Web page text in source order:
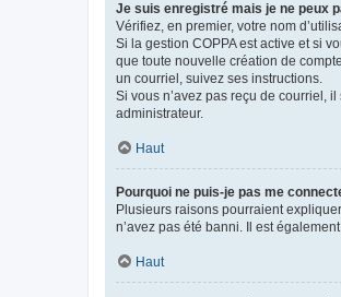
Je suis enregistré mais je ne peux
Vérifiez, en premier, votre nom
Si la gestion COPPA est active et si
que toute nouvelle création de
un courriel, suivez ses instructions.
Si vous n’avez pas reçu de courriel,
administrateur.
Haut
Pourquoi ne puis-je pas me
Plusieurs raisons pourraient
n’avez pas été banni. Il est
Haut